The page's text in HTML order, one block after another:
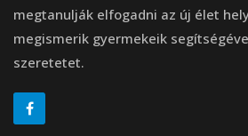
megtanulják elfogadni az új élet
megismerik gyermekeik
szeretetet.